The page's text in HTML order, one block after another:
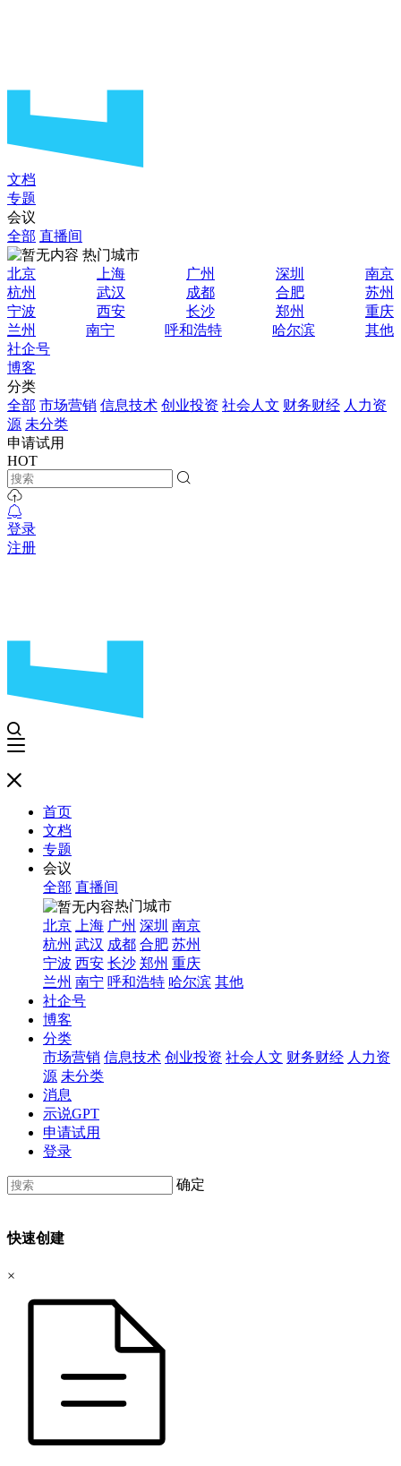
文档
专题
会议
全部 直播间
热门城市
北京
上海 广州 深圳
南京
杭州
武汉 成都 合肥
苏州
宁波
西安 长沙 郑州
重庆
兰州
南宁 呼和浩特 哈尔滨
其他
社企号
博客
分类
全部 市场营销 信息技术 创业投资 社会人文 财务财经 人力资
源 未分类
申请试用
HOT
登录
注册
首页
文档
专题
会议
全部 直播间
热门城市
北京
上海 广州 深圳 南京
杭州 武汉 成都 合肥 苏州
宁波 西安 长沙 郑州 重庆
兰州 南宁 呼和浩特 哈尔滨 其他
社企号
博客
分类
市场营销 信息技术 创业投资 社会人文 财务财经 人力资
源 未分类
消息
示说GPT
申请试用
登录
确定
快速创建
×